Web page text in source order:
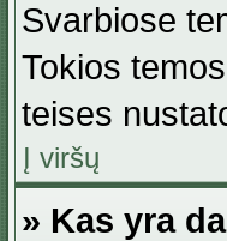
Svarbiose
Tokios
teises
Į viršų
» Kas yra